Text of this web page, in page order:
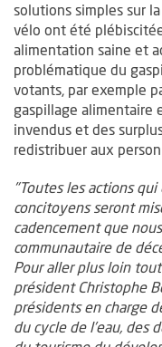
solutions simples sur
vélo ont été
alimentation saine et
problématique du
votants, par exemple
gaspillage alimentaire
invendus et des
redistribuer aux
"Toutes les actions
concitoyens seront
cadencement que
communautaire de
Pour aller plus loin
président Christophe
présidents en charge
du cycle de l’eau, des